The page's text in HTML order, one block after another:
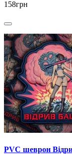
158грн
PVC шеврон